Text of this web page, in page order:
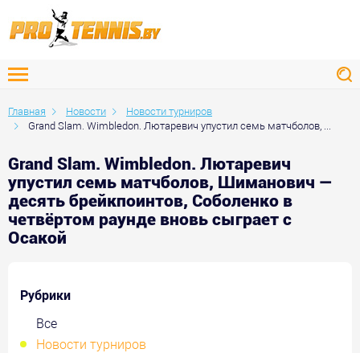
Главная Новости
Новости турниров
Grand Slam. Wimbledon. Лютаревич упустил семь матчболов, ...
Grand Slam. Wimbledon. Лютаревич
упустил семь матчболов, Шиманович —
десять брейкпоинтов, Соболенко в
четвёртом раунде вновь сыграет с
Осакой
Рубрики
Все
Новости турниров